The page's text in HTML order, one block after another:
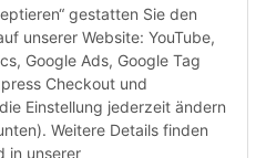
SIE UNSEREN
gestatten Sie den
unserer Website: YouTube,
Google Ads, Google Tag
Checkout und
Einstellung jederzeit ändern
Weitere Details finden
in unserer